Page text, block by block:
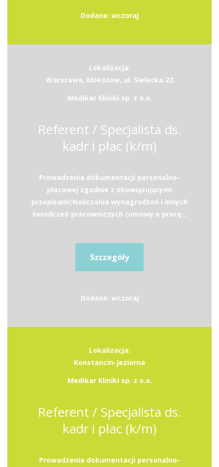
Dodane: wczoraj
Lokalizacja:
Warszawa, Mokotów, ul. Sielecka 22
Medikar Kliniki sp. z o.o.
Referent / Specjalista ds.
kadr i płac (k/m)
Prowadzenia dokumentacji personalno-
płacowej zgodnie z obowiązującymi
przepisami;Naliczania wynagrodzeń i innych
świadczeń pracowniczych (umowy o pracę...
Szczegóły
Dodane: wczoraj
Lokalizacja:
Konstancin-Jeziorna
Medikar Kliniki sp. z o.o.
Referent / Specjalista ds.
kadr i płac (k/m)
Prowadzenia dokumentacji personalno-